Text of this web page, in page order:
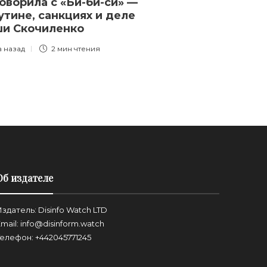
санкциях и деле
Скочиленко
назад 2 мин чтения
издателе
Disinfo Watch LTD
info@disinform.watch
+442045771245